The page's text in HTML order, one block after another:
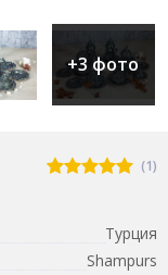
+3 фото
(1)
Турция
Shampurs